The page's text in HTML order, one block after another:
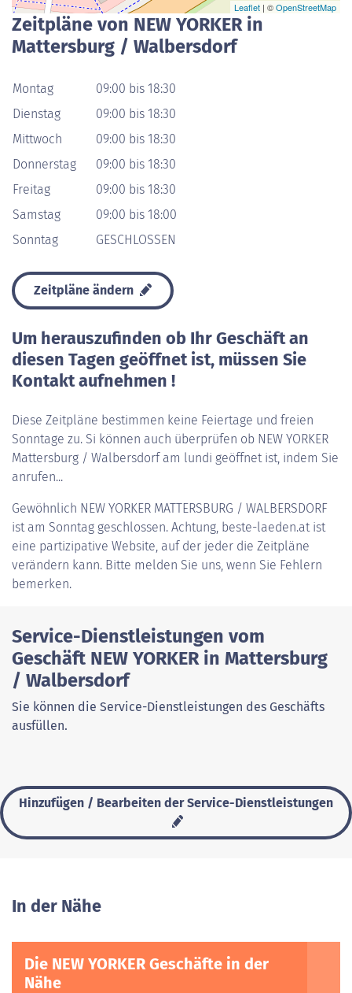
Leaflet | ©OpenStreetMap
Zeitpläne von NEW YORKER in
Mattersburg / Walbersdorf
Montag
09:00 bis 18:30
Dienstag
09:00 bis 18:30
Mittwoch
09:00 bis 18:30
Donnerstag
09:00 bis 18:30
Freitag
09:00 bis 18:30
Samstag
09:00 bis 18:00
Sonntag
GESCHLOSSEN
Zeitpläne ändern
Um herauszufinden ob Ihr Geschäft an
diesen Tagen geöffnet ist, müssen Sie
Kontakt aufnehmen !
Diese Zeitpläne bestimmen keine Feiertage und freien
Sonntage zu. Si können auch überprüfen ob NEW YORKER
Mattersburg / Walbersdorf am lundi geöffnet ist, indem Sie
anrufen...
Gewöhnlich NEW YORKER MATTERSBURG / WALBERSDORF
ist am Sonntag geschlossen. Achtung, beste-laeden.at ist
eine partizipative Website, auf der jeder die Zeitpläne
verändern kann. Bitte melden Sie uns, wenn Sie Fehlern
bemerken.
Service-Dienstleistungen vom
Geschäft NEW YORKER in Mattersburg
/ Walbersdorf
Sie können die Service-Dienstleistungen des Geschäfts
ausfüllen.
Hinzufügen / Bearbeiten der Service-Dienstleistungen
In der Nähe
Die NEW YORKER Geschäfte in der
Nähe